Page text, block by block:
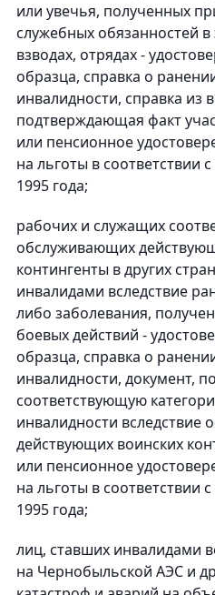
или увечья, полученных
служебных обязанностей в
взводах, отрядах -
образца, справка о
инвалидности, справка из
подтверждающая факт
или пенсионное
на льготы в соответствии
1995 года;
рабочих и служащих
обслуживающих
контингенты в других
инвалидами вследствие
либо заболевания,
боевых действий -
образца, справка о
инвалидности, документ,
соответствующую
инвалидности вследствие
действующих воинских
или пенсионное
на льготы в соответствии
1995 года;
лиц, ставших инвалидами
на Чернобыльской АЭС и